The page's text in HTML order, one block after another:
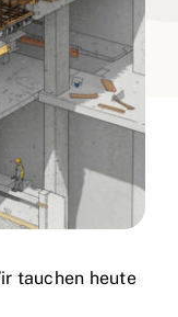
tauchen heute